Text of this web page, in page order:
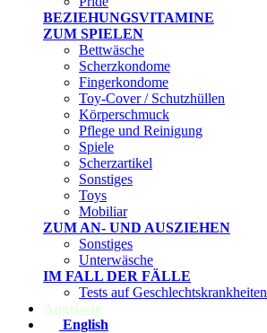
BEZIEHUNGSVITAMINE
ZUM SPIELEN
Bettwäsche
Scherzkondome
Fingerkondome
Toy-Cover / Schutzhüllen
Körperschmuck
Pflege und Reinigung
Spiele
Scherzartikel
Sonstiges
Toys
Mobiliar
ZUM AN- UND AUSZIEHEN
Sonstiges
Unterwäsche
IM FALL DER FÄLLE
Tests auf Geschlechtskrankheiten
Angebote
English